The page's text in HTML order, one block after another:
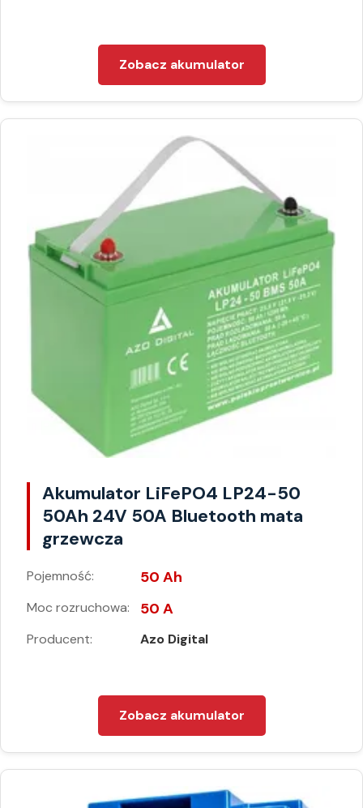
Zobacz akumulator
Akumulator LiFePO4 LP24-50
50Ah 24V 50A Bluetooth mata
grzewcza
Pojemność: 50 Ah
Moc rozruchowa: 50 A
Producent: Azo Digital
Zobacz akumulator